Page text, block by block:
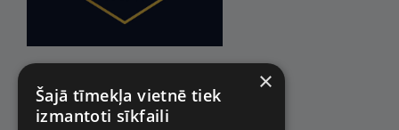
×
Šajā tīmekļa vietnē tiek
izmantoti sīkfaili